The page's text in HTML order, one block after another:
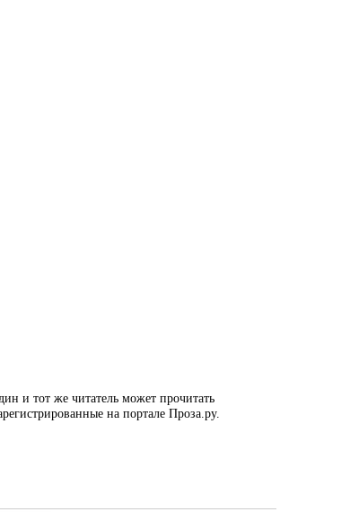
и тот же читатель может прочитать
на портале Проза.ру.